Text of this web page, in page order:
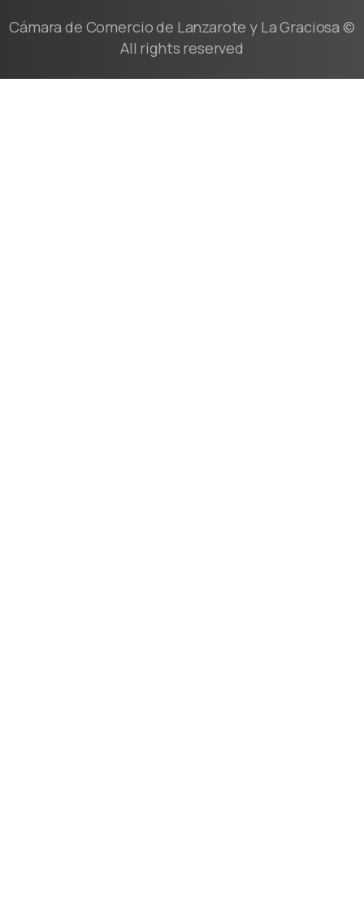
Cámara de Comercio de Lanzarote y La Graciosa ©
All rights reserved